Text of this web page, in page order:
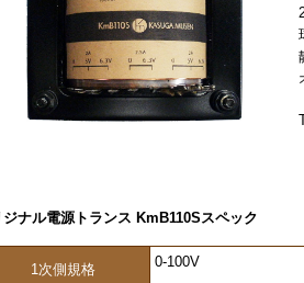
外形、取り付
ジナル電源トランス KmB110Sスペック
1次側規格 0-100V